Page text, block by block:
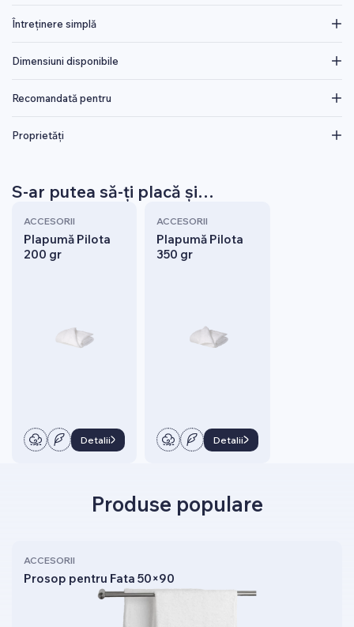
Întreținere simplă
Dimensiuni disponibile
Recomandată pentru
Proprietăți
S-ar putea să-ți placă și…
ACCESORII
Plapumă Pilota
200 gr
Detalii
ACCESORII
Plapumă Pilota
350 gr
Detalii
Produse populare
ACCESORII
Prosop pentru Fata 50×90